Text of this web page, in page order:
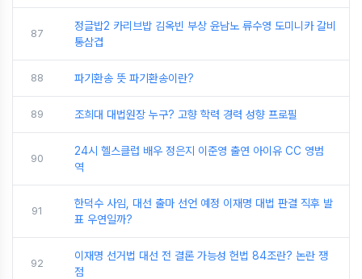
87
정글밥2 카리브밥 김옥빈 부상 윤남노 류수영 도미니카 갈비
통삼겹
88 파기환송 뜻 파기환송이란?
89 조희대 대법원장 누구? 고향 학력 경력 성향 프로필
90
24시 헬스클럽 배우 정은지 이준영 출연 아이유 CC 영범
역
91
한덕수 사임, 대선 출마 선언 예정 이재명 대법 판결 직후 발
표 우연일까?
92
이재명 선거법 대선 전 결론 가능성 헌법 84조란? 논란 쟁
점